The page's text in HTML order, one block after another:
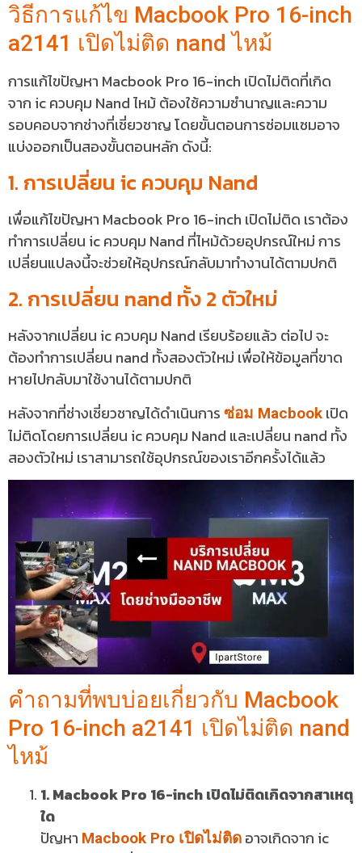
วิธีการแก้ไข Macbook Pro 16-inch
a2141 เปิดไม่ติด nand ไหม้
การแก้ไขปัญหา Macbook Pro 16-inch เปิดไม่ติดที่เกิด
จาก ic ควบคุม Nand ไหม้ ต้องใช้ความชำนาญและความ
รอบคอบจากช่างที่เชี่ยวชาญ โดยขั้นตอนการซ่อมแซมอาจ
แบ่งออกเป็นสองขั้นตอนหลัก ดังนี้:
1. การเปลี่ยน ic ควบคุม Nand
เพื่อแก้ไขปัญหา Macbook Pro 16-inch เปิดไม่ติด เราต้อง
ทำการเปลี่ยน ic ควบคุม Nand ที่ไหม้ด้วยอุปกรณ์ใหม่ การ
เปลี่ยนแปลงนี้จะช่วยให้อุปกรณ์กลับมาทำงานได้ตามปกติ
2. การเปลี่ยน nand ทั้ง 2 ตัวใหม่
หลังจากเปลี่ยน ic ควบคุม Nand เรียบร้อยแล้ว ต่อไป จะ
ต้องทำการเปลี่ยน nand ทั้งสองตัวใหม่ เพื่อให้ข้อมูลที่ขาด
หายไปกลับมาใช้งานได้ตามปกติ
หลังจากที่ช่างเชี่ยวชาญได้ดำเนินการ ซ่อม Macbook เปิด
ไม่ติดโดยการเปลี่ยน ic ควบคุม Nand และเปลี่ยน nand ทั้ง
สองตัวใหม่ เราสามารถใช้อุปกรณ์ของเราอีกครั้งได้แล้ว
คำถามที่พบบ่อยเกี่ยวกับ Macbook
Pro 16-inch a2141 เปิดไม่ติด nand
ไหม้
1. Macbook Pro 16-inch เปิดไม่ติดเกิดจากสาเหตุ
ใด
ปัญหา Macbook Pro เปิดไม่ติด อาจเกิดจาก ic